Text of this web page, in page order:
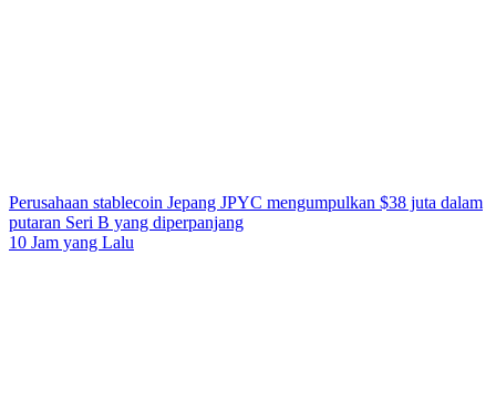
Perusahaan stablecoin Jepang JPYC mengumpulkan $38 juta dalam
putaran Seri B yang diperpanjang
10 Jam yang Lalu